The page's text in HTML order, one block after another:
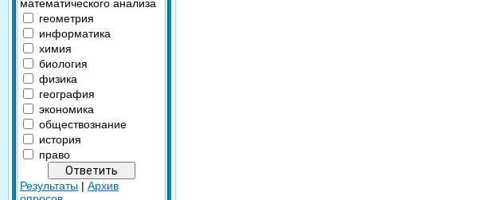
математического анализа
геометрия
информатика
химия
биология
физика
география
экономика
обществознание
история
право
Результаты | Архив